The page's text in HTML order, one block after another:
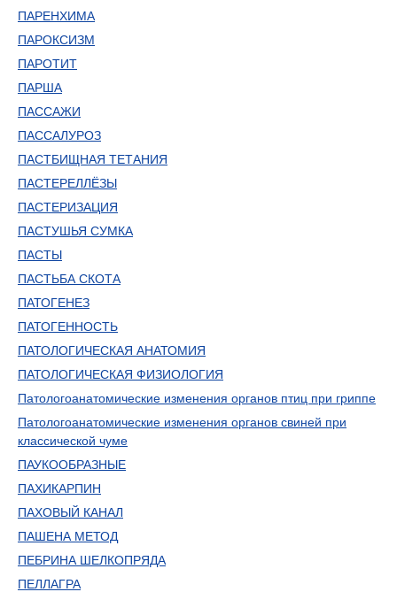
ПАРЕНХИМА
ПАРОКСИЗМ
ПАРОТИТ
ПАРША
ПАССАЖИ
ПАССАЛУРОЗ
ПАСТБИЩНАЯ ТЕТАНИЯ
ПАСТЕРЕЛЛЁЗЫ
ПАСТЕРИЗАЦИЯ
ПАСТУШЬЯ СУМКА
ПАСТЫ
ПАСТЬБА СКОТА
ПАТОГЕНЕЗ
ПАТОГЕННОСТЬ
ПАТОЛОГИЧЕСКАЯ АНАТОМИЯ
ПАТОЛОГИЧЕСКАЯ ФИЗИОЛОГИЯ
Патологоанатомические изменения органов птиц при гриппе
Патологоанатомические изменения органов свиней при
классической чуме
ПАУКООБРАЗНЫЕ
ПАХИКАРПИН
ПАХОВЫЙ КАНАЛ
ПАШЕНА МЕТОД
ПЕБРИНА ШЕЛКОПРЯДА
ПЕЛЛАГРА